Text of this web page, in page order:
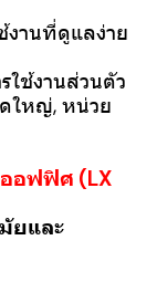
งานที่ดูแลง่าย
ใช้งานส่วนตัว
ใหญ่, หน่วย
ออฟฟิศ (LX
ยและ